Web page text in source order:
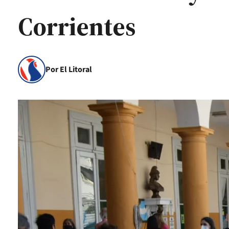
Corrientes
Por El Litoral